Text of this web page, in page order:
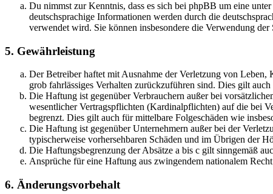
Du nimmst zur Kenntnis, dass es sich bei phpBB um eine unter
deutschsprachige Informationen werden durch die
verwendet wird. Sie können insbesondere die Verwendung
5. Gewährleistung
Der Betreiber haftet mit Ausnahme der Verletzung von
grob fahrlässiges Verhalten zurückzuführen sind. Dies gilt
Die Haftung ist gegenüber Verbrauchern außer bei
wesentlicher Vertragspflichten (Kardinalpflichten) auf die bei
begrenzt. Dies gilt auch für mittelbare Folgeschäden wie
Die Haftung ist gegenüber Unternehmern außer bei der
typischerweise vorhersehbaren Schäden und im Übrigen der
Die Haftungsbegrenzung der Absätze a bis c gilt sinngemäß
Ansprüche für eine Haftung aus zwingendem nationalem
6. Änderungsvorbehalt